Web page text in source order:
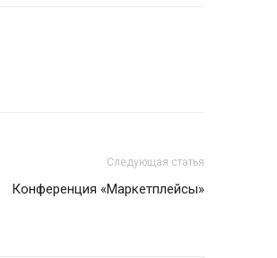
Следующая статья
Конференция «Маркетплейсы»